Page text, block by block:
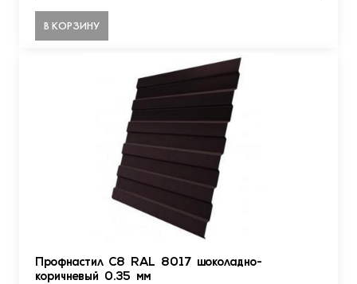
В КОРЗИНУ
Профнастил С8 RAL 8017 шоколадно-
коричневый 0.35 мм